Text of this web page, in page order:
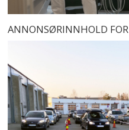
ANNONSØRINNHOLD FOR